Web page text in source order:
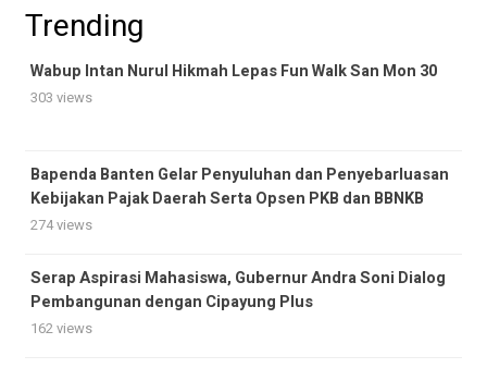
Trending
Wabup Intan Nurul Hikmah Lepas Fun Walk San Mon 30
303 views
Bapenda Banten Gelar Penyuluhan dan Penyebarluasan
Kebijakan Pajak Daerah Serta Opsen PKB dan BBNKB
274 views
Serap Aspirasi Mahasiswa, Gubernur Andra Soni Dialog
Pembangunan dengan Cipayung Plus
162 views